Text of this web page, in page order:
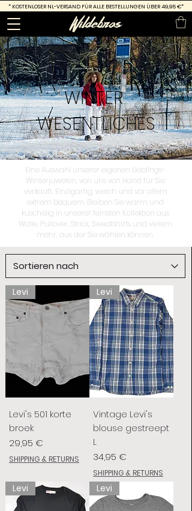
* KOSTENLOSER NL-VERSAND FÜR ALLE BESTELLUNGEN ÜBER 49,95 €*
WINTER
WESENTLICHES
Eine Auswahl unserer eigenen Lieblings-
Winterjuwelen, von uns von Hand für Sie
verkauft. Einzigartig, weich und vor allem
extrem bequem. Bleiben Sie warm und
kuschelig in unserer feinsten Kollektion aus
Wolle, Pullover, Strick, Sweatshirts und vielem
mehr, aus der Sie wählen können.
Levi
Levi's 501 korte
broek
Preis
29,95 €
SHIPPING & RETURNS
Levi
Vintage Levi's
blouse gestreept
L
Preis
34,95 €
SHIPPING & RETURNS
Levi Levi